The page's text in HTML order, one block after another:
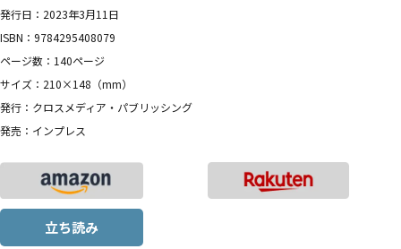
発行日：2023年3月11日
ISBN：9784295408079
ページ数：140ページ
サイズ：210×148（mm）
発行：クロスメディア・パブリッシング
発売：インプレス
立ち読み